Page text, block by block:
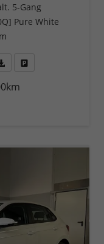
5-Gang
Pure White
Datei,